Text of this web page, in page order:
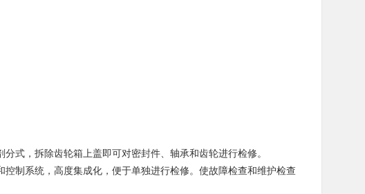
式，拆除齿轮箱上盖即可对密封件、轴承和齿轮进行检修。
制系统，高度集成化，便于单独进行检修。使故障检查和维护检查